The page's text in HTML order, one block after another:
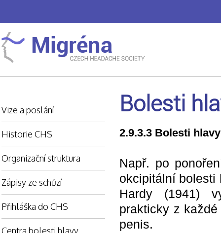
Bolesti
2.9.3.3 Bolesti
Např. po
okcipitální bolesti
Hardy (1941)
prakticky z
penis.
Vize a poslání
Historie CHS
Organizační struktura
Zápisy ze schůzí
Přihláška do CHS
Centra bolesti hlavy